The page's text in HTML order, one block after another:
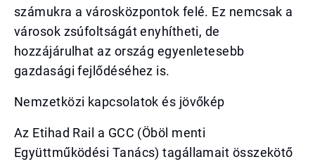
számukra a városközpontok felé. Ez nemcsak a
városok zsúfoltságát enyhítheti, de
hozzájárulhat az ország egyenletesebb
gazdasági fejlődéséhez is.
Nemzetközi kapcsolatok és jövőkép
Az Etihad Rail a GCC (Öböl menti
Együttműködési Tanács) tagállamait összekötő